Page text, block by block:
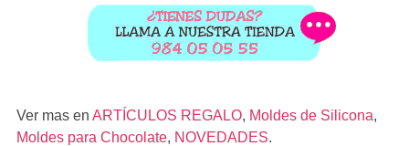
Ver mas en ARTÍCULOS REGALO, Moldes de Silicona,
Moldes para Chocolate, NOVEDADES.